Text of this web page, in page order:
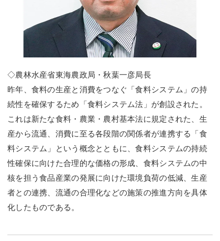
◇農林水産省東海農政局・秋葉一彦局長
昨年、食料の生産と消費をつなぐ「食料システム」の持
続性を確保するため「食料システム法」が創設された。
これは新たな食料・農業・農村基本法に規定された、生
産から流通、消費に至る各段階の関係者が連携する「食
料システム」という概念とともに、食料システムの持続
性確保に向けた合理的な価格の形成、食料システムの中
核を担う食品産業の発展に向けた環境負荷の低減、生産
者との連携、流通の合理化などの施策の推進方向を具体
化したものである。